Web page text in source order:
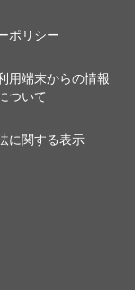
ポリシー
用端末からの情報
ついて
に関する表示